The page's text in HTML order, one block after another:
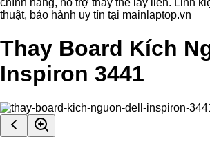
thuật, bảo hành uy tín tại mainlaptop.vn
Thay Board Kích
Inspiron 3441